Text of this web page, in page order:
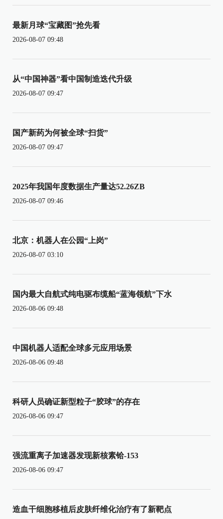
最新月球“宝藏图”抢先看
2026-08-07 09:48
从“中国神器”看中国制造迭代升级
2026-08-07 09:47
国产新药为何被全球“扫货”
2026-08-07 09:47
2025年我国年度数据生产量达52.26ZB
2026-08-07 09:46
北京：机器人在公园“上岗”
2026-08-07 03:10
国内最大自航式纯电驱布缆船“蓝海领航”下水
2026-08-06 09:48
中国机器人适配全球多元应用场景
2026-08-06 09:48
科研人员确证新型粒子“胶球”的存在
2026-08-06 09:47
强流重离子加速器发现新核素铪-153
2026-08-06 09:47
造血干细胞移植后皮肤纤维化治疗有了新靶点